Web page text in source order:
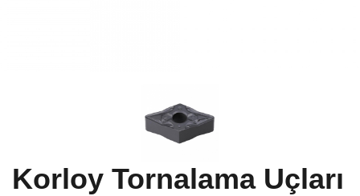
Korloy Tornalama Uçları